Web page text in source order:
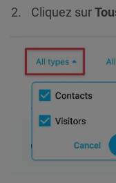
Cliquez sur